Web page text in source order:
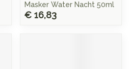
Masker Water Nacht 50ml
€ 16,83